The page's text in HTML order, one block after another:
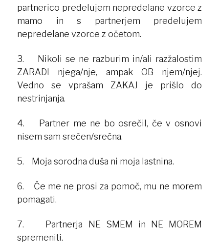
partnerico predelujem nepredelane vzorce z
mamo in s partnerjem predelujem
nepredelane vzorce z očetom.
3. Nikoli se ne razburim in/ali razžalostim
ZARADI njega/nje, ampak OB njem/njej.
Vedno se vprašam ZAKAJ je prišlo do
nestrinjanja.
4. Partner me ne bo osrečil, če v osnovi
nisem sam srečen/srečna.
5. Moja sorodna duša ni moja lastnina.
6. Če me ne prosi za pomoč, mu ne morem
pomagati.
7. Partnerja NE SMEM in NE MOREM
spremeniti.